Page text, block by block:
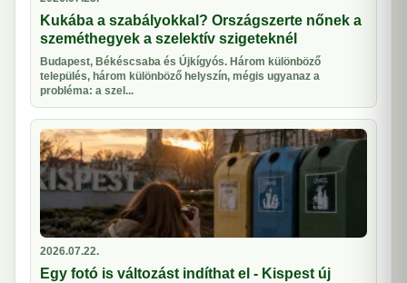
Kukába a szabályokkal? Országszerte nőnek a
szeméthegyek a szelektív szigeteknél
Budapest, Békéscsaba és Újkígyós. Három különböző
település, három különböző helyszín, mégis ugyanaz a
probléma: a szel...
2026.07.22.
Egy fotó is változást indíthat el - Kispest új